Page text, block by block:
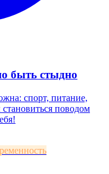
быть стыдно
спорт, питание,
поводом